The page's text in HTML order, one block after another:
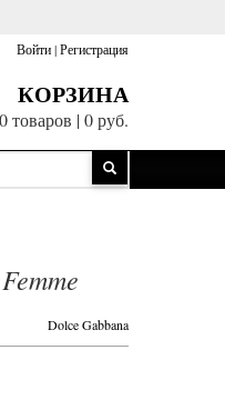
Войти|Регистрация
КОРЗИНА
0 товаров |0 руб.
Dolce Gabbana